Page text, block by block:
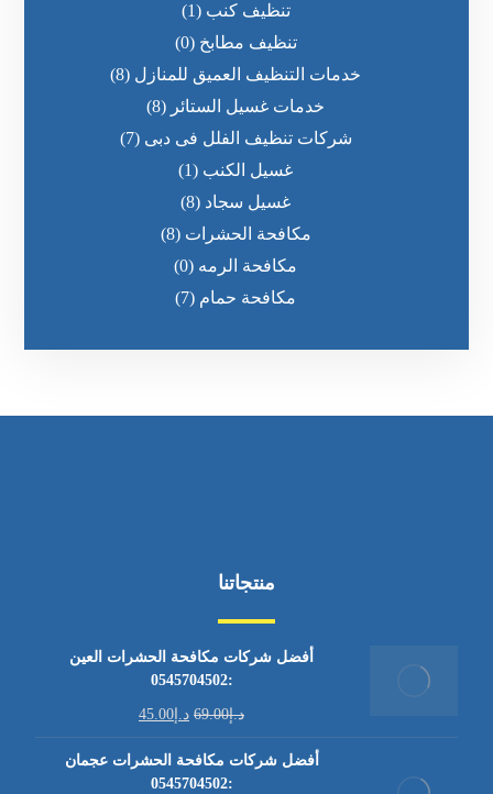
تنظيف كنب (1)
تنظيف مطابخ (0)
خدمات التنظيف العميق للمنازل (8)
خدمات غسيل الستائر (8)
شركات تنظيف الفلل فى دبى (7)
غسيل الكنب (1)
غسيل سجاد (8)
مكافحة الحشرات (8)
مكافحة الرمه (0)
مكافحة حمام (7)
منتجاتنا
أفضل شركات مكافحة الحشرات العين
:0545704502
د.إ69.00 د.إ 45.00
أفضل شركات مكافحة الحشرات عجمان
:0545704502